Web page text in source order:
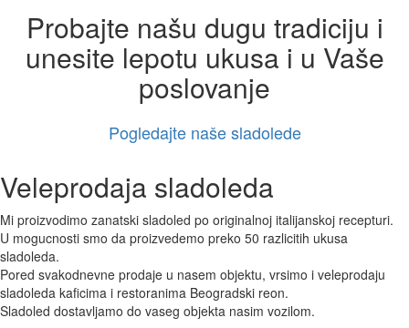
Probajte našu dugu tradiciju i
unesite lepotu ukusa i u Vaše
poslovanje
Pogledajte naše sladolede
Veleprodaja sladoleda
Mi proizvodimo zanatski sladoled po originalnoj italijanskoj recepturi.
U mogucnosti smo da proizvedemo preko 50 razlicitih ukusa
sladoleda.
Pored svakodnevne prodaje u nasem objektu, vrsimo i veleprodaju
sladoleda kaficima i restoranima Beogradski reon.
Sladoled dostavljamo do vaseg objekta nasim vozilom.